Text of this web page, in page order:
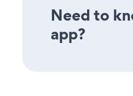
Need to
app?